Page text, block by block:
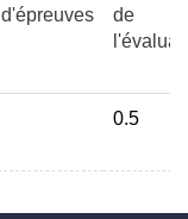
d'épreuves
de
0.5